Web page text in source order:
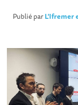
Publié parL'Ifremer